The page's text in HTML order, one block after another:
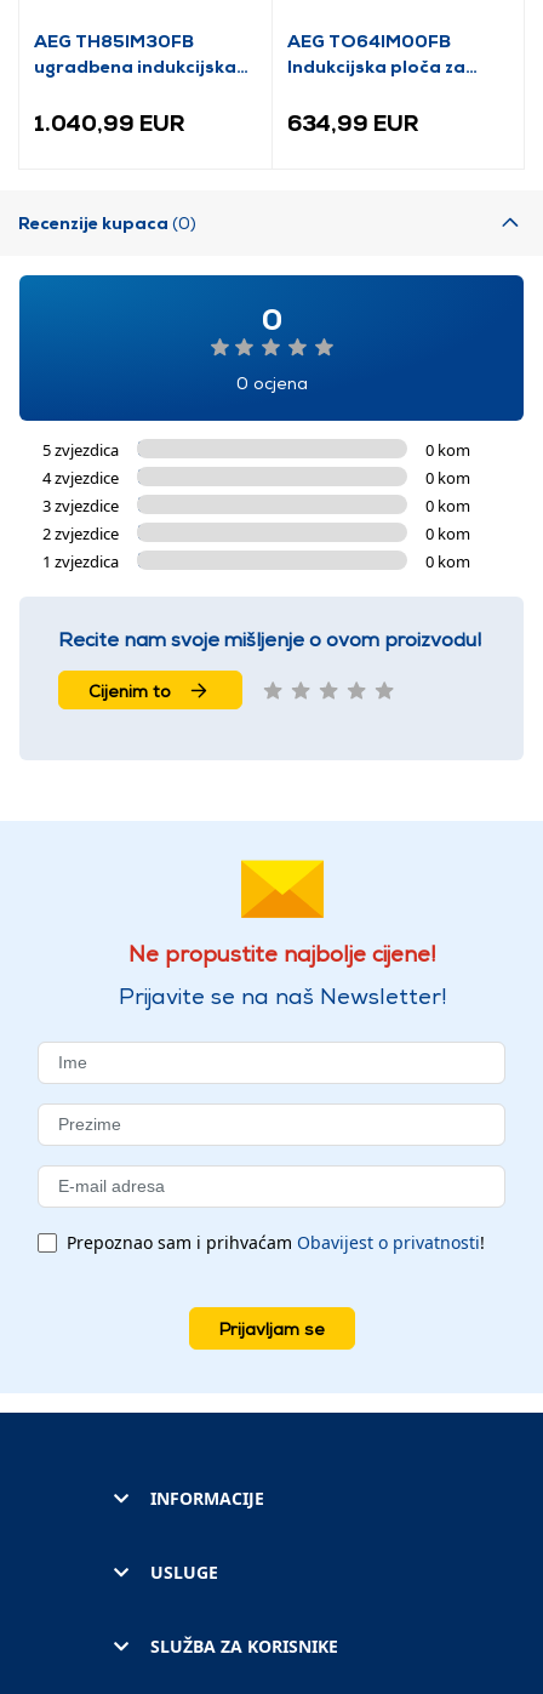
AEG TH85IM30FB
ugradbena indukcijska
1.040,99 EUR
AEG TO64IM00FB
Indukcijska ploča za
634,99 EUR
Recenzije kupaca (0)
0
0 ocjena
5 zvjezdica
0 kom
4 zvjezdice
0 kom
3 zvjezdice
0 kom
2 zvjezdice
0 kom
1 zvjezdica
0 kom
Recite nam svoje mišljenje o ovom proizvodu!
Cijenim to
Ne propustite najbolje cijene!
Prijavite se na naš Newsletter!
Prepoznao sam i prihvaćam Obavijest o privatnosti!
Prijavljam se
INFORMACIJE
USLUGE
SLUŽBA ZA KORISNIKE